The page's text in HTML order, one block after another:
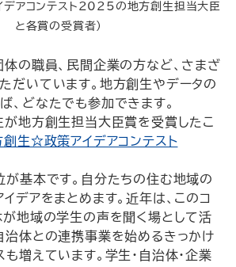
デアコンテスト2025の地方創生担当大臣
と各賞の受賞者）
の職員、民間企業の方など、さまざ
だいています。地方創生やデータの
、どなたでも参加できます。
が地方創生担当大臣賞を受賞したこ
創生☆政策アイデアコンテスト
基本です。自分たちの住む地域の
デアをまとめます。近年は、このコ
が地域の学生の声を聞く場として活
治体との連携事業を始めるきっかけ
増えています。学生・自治体・企業